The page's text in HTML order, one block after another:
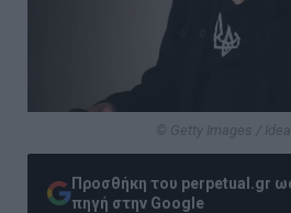
© Getty Images /
Προσθήκη του perpetual.gr
πηγή στην Google